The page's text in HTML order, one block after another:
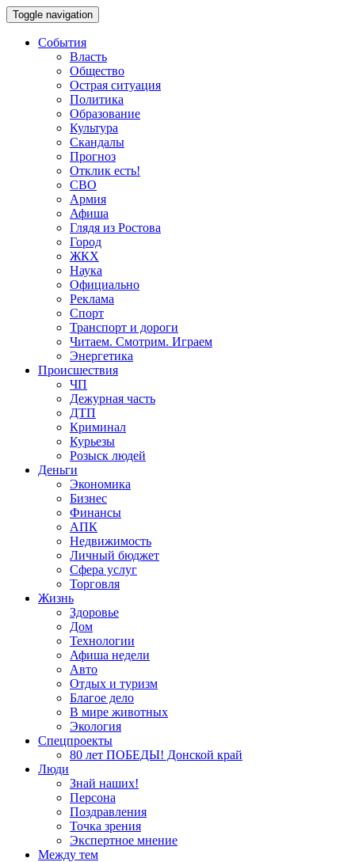
Toggle navigation
События
Власть
Общество
Острая ситуация
Политика
Образование
Культура
Скандалы
Прогноз
Отклик есть!
СВО
Армия
Афиша
Глядя из Ростова
Город
ЖКХ
Наука
Официально
Реклама
Спорт
Транспорт и дороги
Читаем. Смотрим. Играем
Энергетика
Происшествия
ЧП
Дежурная часть
ДТП
Криминал
Курьезы
Розыск людей
Деньги
Экономика
Бизнес
Финансы
АПК
Недвижимость
Личный бюджет
Сфера услуг
Торговля
Жизнь
Здоровье
Дом
Технологии
Афиша недели
Авто
Отдых и туризм
Благое дело
В мире животных
Экология
Спецпроекты
80 лет ПОБЕДЫ! Донской край
Люди
Знай наших!
Персона
Поздравления
Точка зрения
Экспертное мнение
Между тем